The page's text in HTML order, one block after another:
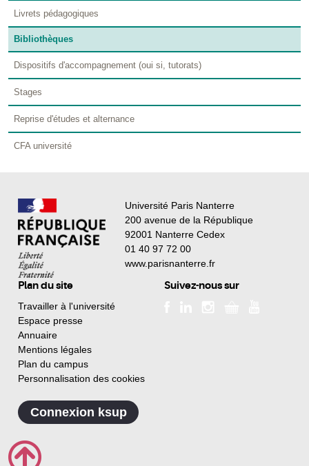
Livrets pédagogiques
Bibliothèques
Dispositifs d'accompagnement (oui si, tutorats)
Stages
Reprise d'études et alternance
CFA université
Université Paris Nanterre
200 avenue de la République
92001 Nanterre Cedex
01 40 97 72 00
www.parisnanterre.fr
Plan du site
Travailler à l'université
Espace presse
Annuaire
Mentions légales
Plan du campus
Personnalisation des cookies
Suivez-nous sur
Connexion ksup